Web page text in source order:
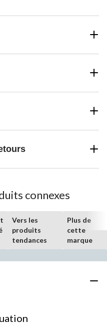
connexes
Vers les
produits
tendances
Plus de
cette
marque